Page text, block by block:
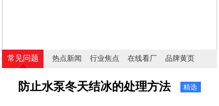
常见问题 热点新闻 行业焦点 在线看厂 品牌黄页
防止水泵冬天结冰的处理方法 精选